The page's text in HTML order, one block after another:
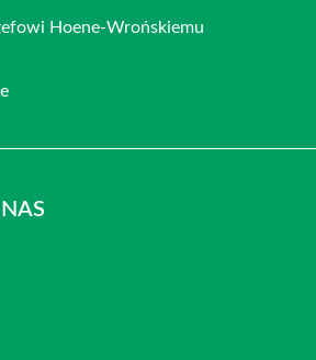
Hoene-Wrońskiemu